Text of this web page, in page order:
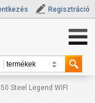
Regisztráció
Steel Legend WIFI